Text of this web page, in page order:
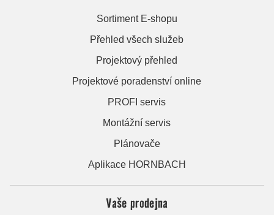
Sortiment E-shopu
Přehled všech služeb
Projektový přehled
Projektové poradenství online
PROFI servis
Montážní servis
Plánovače
Aplikace HORNBACH
Vaše prodejna